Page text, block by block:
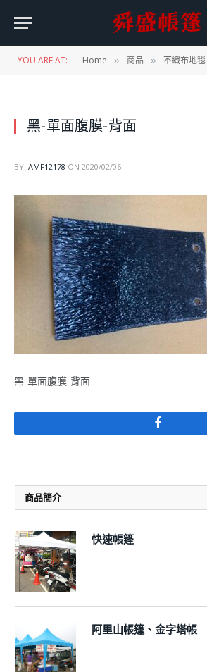
YOU ARE AT: Home » 商品 » 不織布地毯
黑-單面腹膜-背面
BY IAMF12178 ON 2020/02/06
黑-單面腹膜-背面
Facebook
商品簡介
快速帳篷
阿里山帳篷、金字塔帳